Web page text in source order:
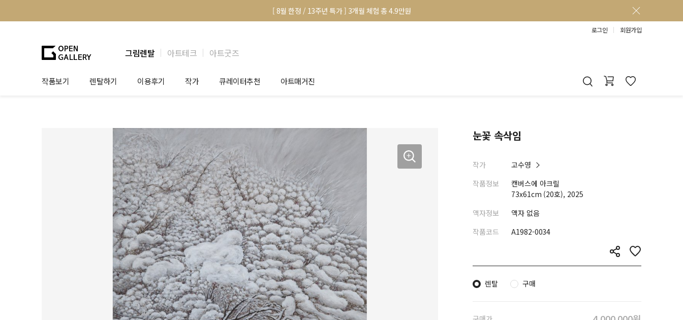
[ 8월 한정 / 13주년 특가 ] 3개월 체험 총 4.9만원
로그인 회원가입
그림렌탈 아트테크 아트굿즈
작품보기 렌탈하기
법인상담
기프트카드
이용후기
법인 고객
셀럽 인터뷰
작가
작가공모
큐레이터추천
작품선택 Tip
그림인테리어 Tip
테마별 추천
아트매거진
미술 이야기
눈꽃 속삭임
작가
고수영
작품정보
캔버스에 아크릴
73x61cm (20호), 2025
액자정보
액자 없음
작품코드
A1982-0034
렌탈 구매